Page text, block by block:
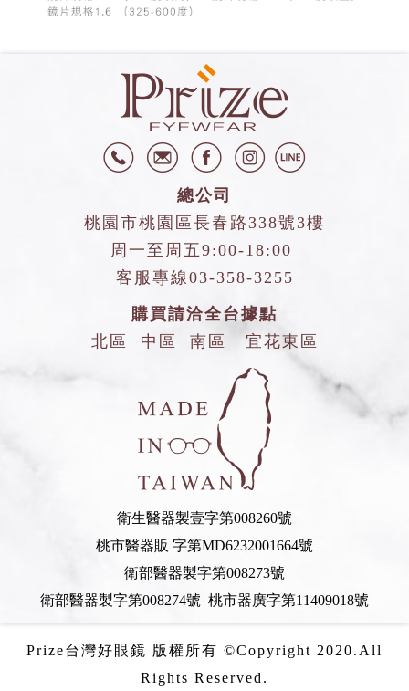
總公司
桃園市桃園區長春路338號3樓
周一至周五9:00-18:00
客服專線03-358-3255
購買請洽全台據點
北區
中區 南區 宜花東區
衛生醫器製壹字第008260號
桃市醫器販 字第MD6232001664號
衛部醫器製字第008273號
衛部醫器製字第008274號 桃市器廣字第11409018號
Prize台灣好眼鏡 版權所有 ©Copyright 2020.All
Rights Reserved.